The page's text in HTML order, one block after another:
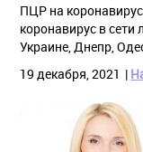
ПЦР на
коронавирус в
Украине, Днепр,
19 декабря, 2021